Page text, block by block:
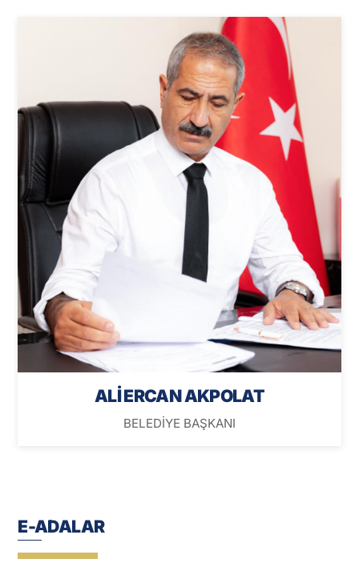
ALİ ERCAN AKPOLAT
BELEDİYE BAŞKANI
E-ADALAR